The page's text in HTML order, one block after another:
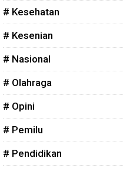
# Kesehatan
# Kesenian
# Nasional
# Olahraga
# Opini
# Pemilu
# Pendidikan